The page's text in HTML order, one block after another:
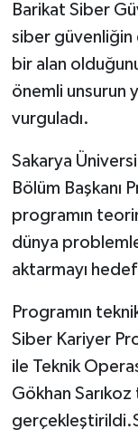
Barikat Siber
siber güvenliğin
bir alan
önemli unsurun
vurguladı.
Sakarya
Bölüm Başkanı
programın
dünya
aktarmayı
Programın
Siber Kariyer
ile Teknik
Gökhan Sarıkoz